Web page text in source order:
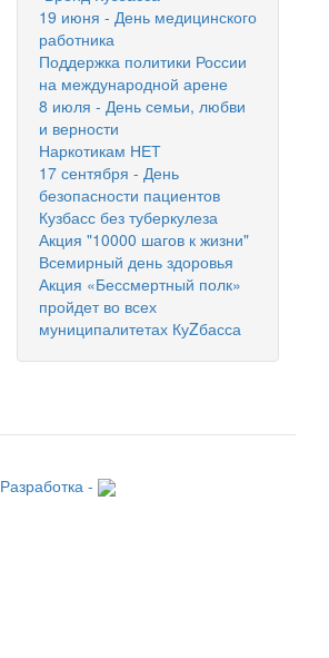
19 июня - День медицинского
работника
Поддержка политики России
на международной арене
8 июля - День семьи, любви
и верности
Наркотикам НЕТ
17 сентября - День
безопасности пациентов
Кузбасс без туберкулеза
Акция "10000 шагов к жизни"
Всемирный день здоровья
Акция «Бессмертный полк»
пройдет во всех
муниципалитетах КуZбасса
Разработка -